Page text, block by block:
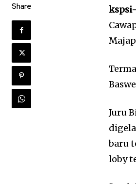
Share
Juru
baru
loby